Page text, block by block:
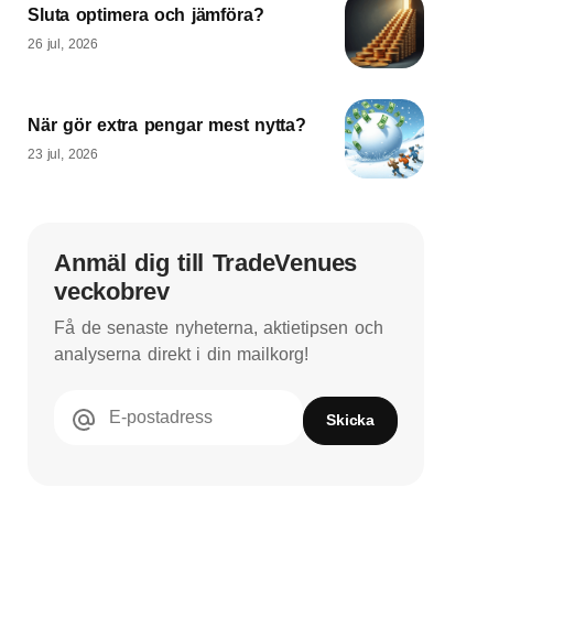
Sluta optimera och jämföra?
26 jul, 2026
När gör extra pengar mest nytta?
23 jul, 2026
Anmäl dig till TradeVenues
veckobrev
Få de senaste nyheterna, aktietipsen och
analyserna direkt i din mailkorg!
E-postadress Skicka